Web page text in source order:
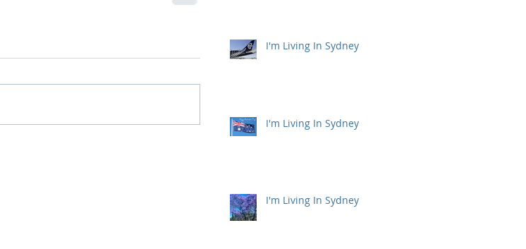
I'm Living In Sydney
I'm Living In Sydney
I'm Living In Sydney